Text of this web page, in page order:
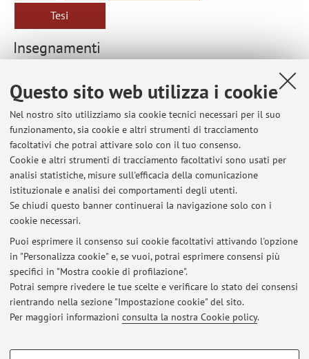
Questo sito web utilizza i cookie
Nel nostro sito utilizziamo sia cookie tecnici necessari per il suo
funzionamento, sia cookie e altri strumenti di tracciamento
facoltativi che potrai attivare solo con il tuo consenso.
Cookie e altri strumenti di tracciamento facoltativi sono usati per
analisi statistiche, misure sull'efficacia della comunicazione
istituzionale e analisi dei comportamenti degli utenti.
Se chiudi questo banner continuerai la navigazione solo con i
cookie necessari.
Puoi esprimere il consenso sui cookie facoltativi attivando l'opzione
in "Personalizza cookie" e, se vuoi, potrai esprimere consensi più
specifici in "Mostra cookie di profilazione".
Potrai sempre rivedere le tue scelte e verificare lo stato dei consensi
rientrando nella sezione "Impostazione cookie" del sito.
Per maggiori informazioni consulta la nostra Cookie policy.
COOKIE DI PROFILAZIONE - FACOLTATIVI
Tesi
Insegnamenti
28661 - MECCANICA APPLICATA ALLE MACCHINE
T-A - 6 cfu
Campus:
Bologna
Corso:
Laurea in Ingegneria gestionale
Ultimi avvisi
Al momento non sono presenti avvisi.